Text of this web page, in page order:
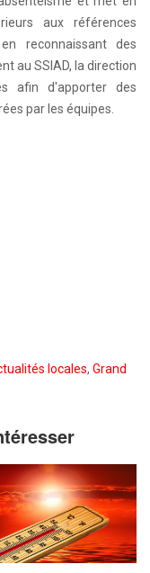
aux références
reconnaissant des
au SSIAD, la direction
afin d'apporter des
par les équipes.
locales, Grand